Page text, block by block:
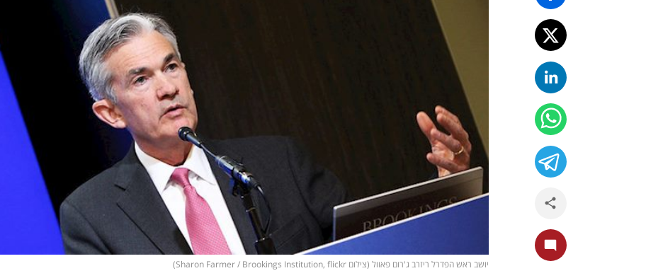
יושב ראש הפדרל ריזרב ג'רום פאוול (צילום Sharon Farmer / Brookings Institution, flickr)